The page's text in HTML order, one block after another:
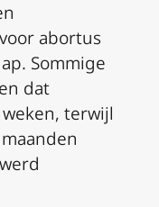
abortus
Sommige
dat
terwijl